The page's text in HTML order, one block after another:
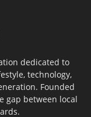
dedicated to
technology,
Founded
gap between local